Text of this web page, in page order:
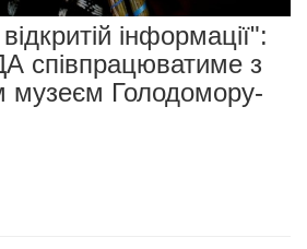
інформації":
співпрацюватиме з
музеєм Голодомору-